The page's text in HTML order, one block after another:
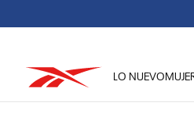
LO NUEVO